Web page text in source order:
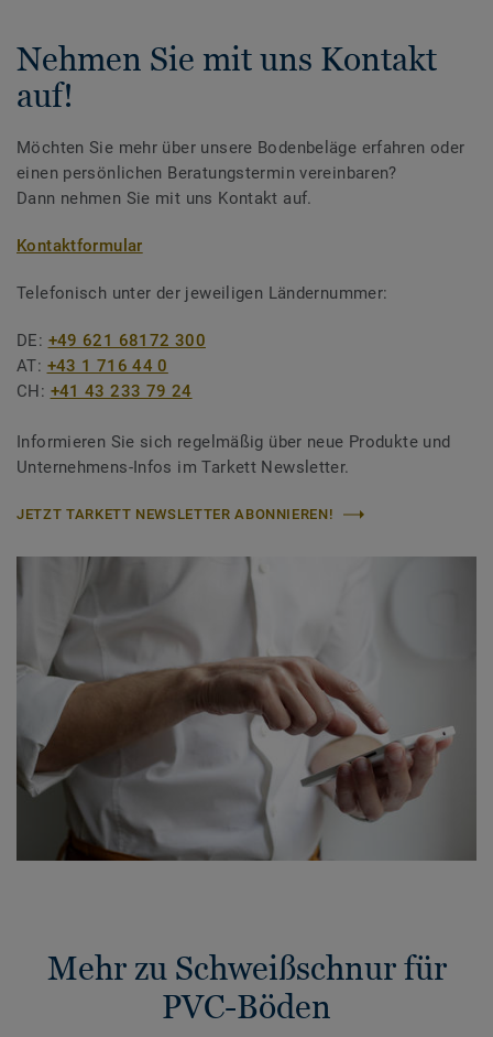
Nehmen Sie mit uns Kontakt
auf!
Möchten Sie mehr über unsere Bodenbeläge erfahren oder
einen persönlichen Beratungstermin vereinbaren?
Dann nehmen Sie mit uns Kontakt auf.
Kontaktformular
Telefonisch unter der jeweiligen Ländernummer:
DE: +49 621 68172 300
AT: +43 1 716 44 0
CH: +41 43 233 79 24
Informieren Sie sich regelmäßig über neue Produkte und
Unternehmens-Infos im Tarkett Newsletter.
JETZT TARKETT NEWSLETTER ABONNIEREN!
Mehr zu Schweißschnur für
PVC-Böden